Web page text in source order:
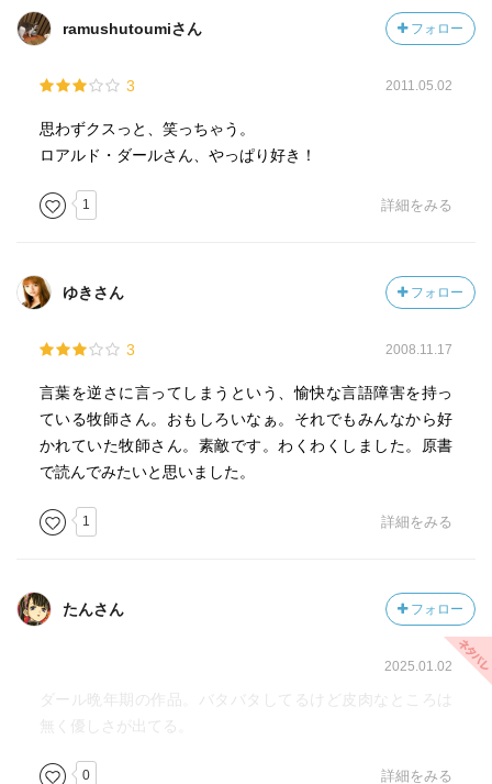
ramushutoumiさん フォロー
3 2011.05.02
思わずクスっと、笑っちゃう。
ロアルド・ダールさん、やっぱり好き！
1 詳細をみる
ゆきさん フォロー
3 2008.11.17
言葉を逆さに言ってしまうという、愉快な言語障害を持っ
ている牧師さん。おもしろいなぁ。それでもみんなから好
かれていた牧師さん。素敵です。わくわくしました。原書
で読んでみたいと思いました。
1 詳細をみる
たんさん フォロー
2025.01.02
ダール晩年期の作品。バタバタしてるけど皮肉なところは
無く優しさが出てる。
0 詳細をみる